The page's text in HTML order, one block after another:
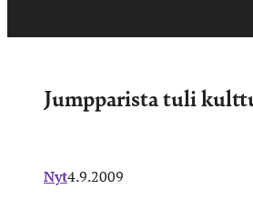
Jumpparista tuli
Nyt4.9.2009